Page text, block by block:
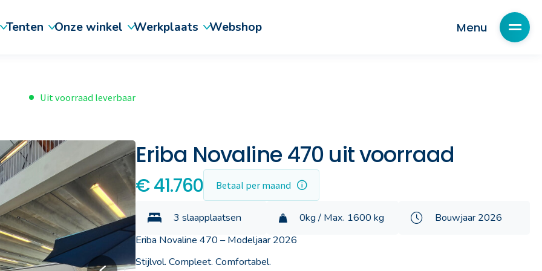
Occasions & voorraad Daxara
Tenten
Luifels
Onze winkel
Outdoor kleding en uitrusting
Werkplaats
Schade en herstel Servicecenter onderdelen
Webshop Menu
Menu
Ja, ik ben geïnteresseerd
Uit voorraad leverbaar
Eriba Novaline 470 uit voorraad
€ 41.760 Betaal per maand
3 slaapplaatsen 0kg / Max. 1600 kg
Bouwjaar 2026
Eriba Novaline 470 – Modeljaar 2026
Stijlvol. Compleet. Comfortabel.